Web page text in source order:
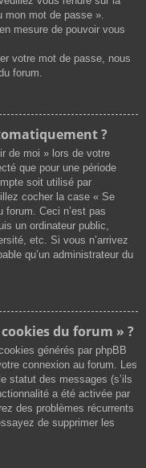
mon mot de passe ».
mesure de pouvoir vous
votre mot de passe, nous
forum.
?
de moi » lors de votre
que pour une période
soit utilisé par
cocher la case « Se
Ceci n’est pas
un ordinateur public,
etc. Si vous n’arrivez
qu’un administrateur du
du forum » ?
générés par phpBB
connexion au forum. Les
statut des messages (s’ils
a été activée par
des problèmes récurrents
de supprimer les